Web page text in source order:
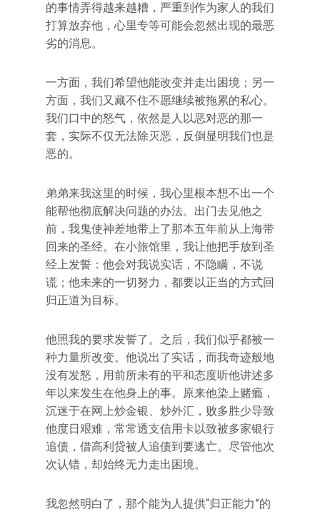
的事情弄得越来越糟，严重到作为家人的我们
打算放弃他，心里专等可能会忽然出现的最恶
劣的消息。
一方面，我们希望他能改变并走出困境；另一
方面，我们又藏不住不愿继续被拖累的私心。
我们口中的怒气，依然是人以恶对恶的那一
套，实际不仅无法除灭恶，反倒显明我们也是
恶的。
弟弟来我这里的时候，我心里根本想不出一个
能帮他彻底解决问题的办法。出门去见他之
前，我鬼使神差地带上了那本五年前从上海带
回来的圣经。在小旅馆里，我让他把手放到圣
经上发誓：他会对我说实话，不隐瞒，不说
谎；他未来的一切努力，都要以正当的方式回
归正道为目标。
他照我的要求发誓了。之后，我们似乎都被一
种力量所改变。他说出了实话，而我奇迹般地
没有发怒，用前所未有的平和态度听他讲述多
年以来发生在他身上的事。原来他染上赌瘾，
沉迷于在网上炒金银、炒外汇，败多胜少导致
他度日艰难，常常透支信用卡以致被多家银行
追债，借高利贷被人追债到要逃亡。尽管他次
次认错，却始终无力走出困境。
我忽然明白了，那个能为人提供“归正能力”的